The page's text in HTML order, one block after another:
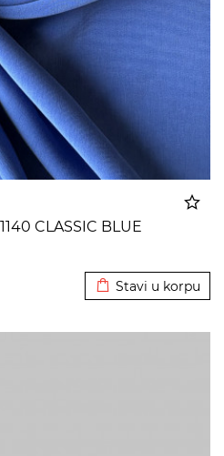
CLASSIC BLUE
Stavi u korpu